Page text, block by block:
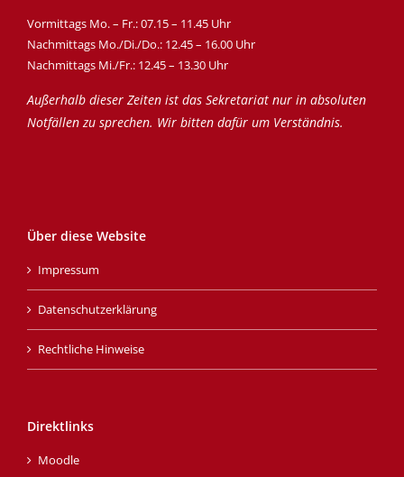
Vormittags Mo. – Fr.: 07.15 – 11.45 Uhr
Nachmittags Mo./Di./Do.: 12.45 – 16.00 Uhr
Nachmittags Mi./Fr.: 12.45 – 13.30 Uhr
Außerhalb dieser Zeiten ist das Sekretariat nur in absoluten
Notfällen zu sprechen. Wir bitten dafür um Verständnis.
Über diese Website
Impressum
Datenschutzerklärung
Rechtliche Hinweise
Direktlinks
Moodle